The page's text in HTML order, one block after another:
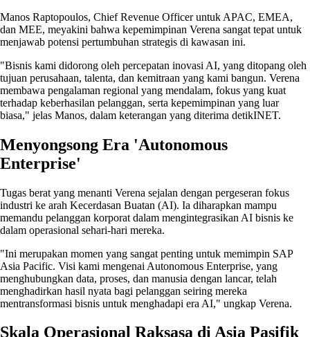
Manos Raptopoulos, Chief Revenue Officer untuk APAC, EMEA,
dan MEE, meyakini bahwa kepemimpinan Verena sangat tepat untuk
menjawab potensi pertumbuhan strategis di kawasan ini.
"Bisnis kami didorong oleh percepatan inovasi AI, yang ditopang oleh
tujuan perusahaan, talenta, dan kemitraan yang kami bangun. Verena
membawa pengalaman regional yang mendalam, fokus yang kuat
terhadap keberhasilan pelanggan, serta kepemimpinan yang luar
biasa," jelas Manos, dalam keterangan yang diterima detikINET.
Menyongsong Era 'Autonomous
Enterprise'
Tugas berat yang menanti Verena sejalan dengan pergeseran fokus
industri ke arah Kecerdasan Buatan (AI). Ia diharapkan mampu
memandu pelanggan korporat dalam mengintegrasikan AI bisnis ke
dalam operasional sehari-hari mereka.
"Ini merupakan momen yang sangat penting untuk memimpin SAP
Asia Pacific. Visi kami mengenai Autonomous Enterprise, yang
menghubungkan data, proses, dan manusia dengan lancar, telah
menghadirkan hasil nyata bagi pelanggan seiring mereka
mentransformasi bisnis untuk menghadapi era AI," ungkap Verena.
Skala Operasional Raksasa di Asia Pasifik